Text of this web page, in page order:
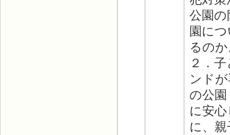
公園
園に
るの
２．
ンド
の公
に安
に、